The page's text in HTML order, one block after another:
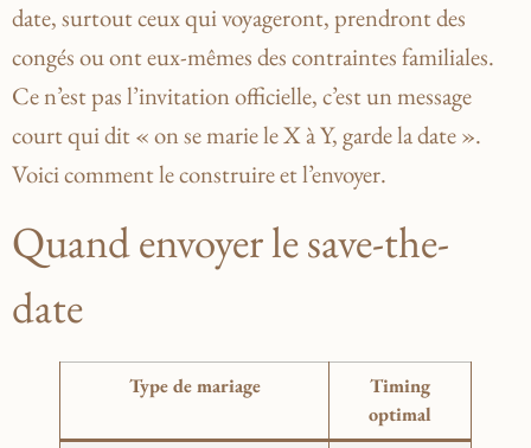
date, surtout ceux qui voyageront, prendront des
congés ou ont eux-mêmes des contraintes familiales.
Ce n’est pas l’invitation officielle, c’est un message
court qui dit « on se marie le X à Y, garde la date ».
Voici comment le construire et l’envoyer.
Quand envoyer le save-the-
date
Type de mariage
Timing
optimal